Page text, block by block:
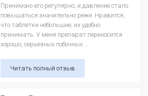
Принимаю его регулярно, и давление стало
повышаться значительно реже. Нравится,
что таблетки небольшие, их удобно
принимать. У меня препарат переносится
хорошо, серьезных побочных ...
Читать полный отзыв